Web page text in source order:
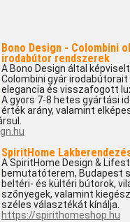
Bono Design - Colombini
irodabútor rendszerek
A Bono Design által
Colombini gyár
elegancia és visszafogott
A gyors 7-8 hetes gyártási
érték arány, valamint
SpiritHome
A SpiritHome Design &
bemutatóterem, Budapest
beltéri- és kültéri bútorok,
szőnyegek, valamint
széles választékát kínálja.
https://spirithomeshop.hu